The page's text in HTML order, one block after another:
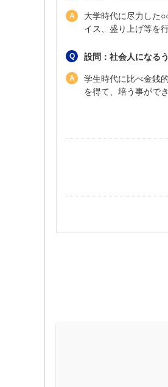
大学時代に尽力した
イス、盛り上げ等を
設問：社会人になる
学生時代に比べ金銭
を得て、培う事がで